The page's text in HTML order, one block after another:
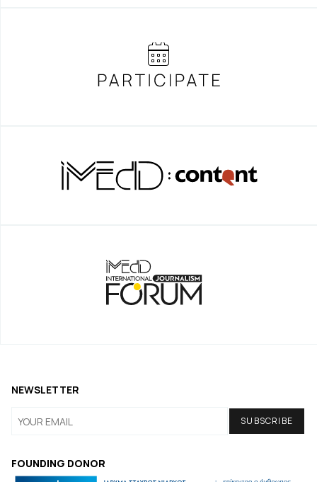
FOUNDING DONOR
NEWSLETTER